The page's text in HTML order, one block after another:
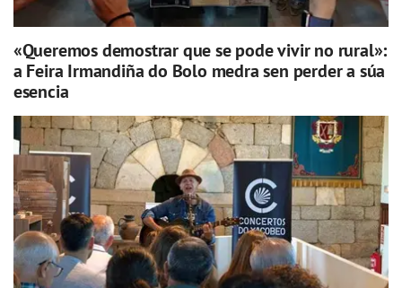
«Queremos demostrar que se pode vivir no rural»:
a Feira Irmandiña do Bolo medra sen perder a súa
esencia